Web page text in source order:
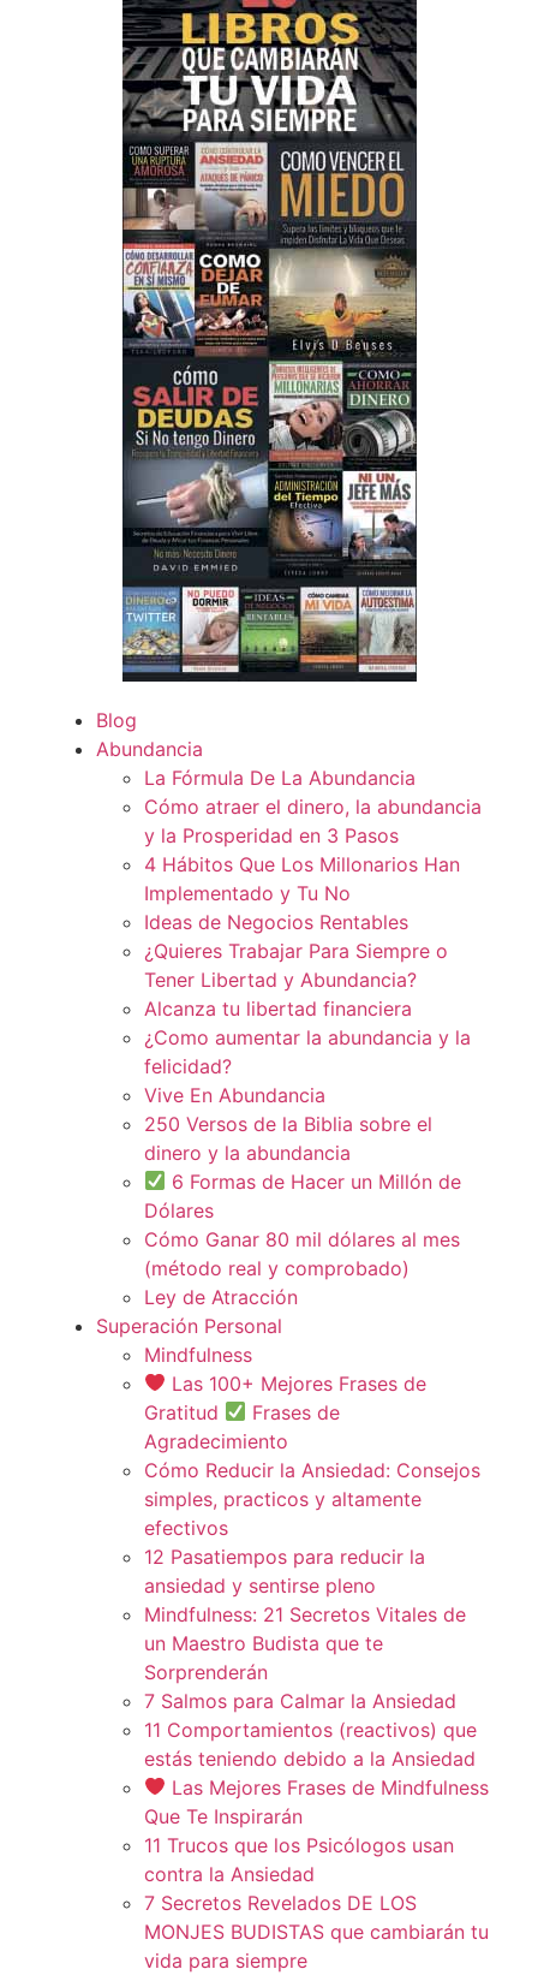
Blog
Abundancia
La Fórmula De La Abundancia
Cómo atraer el dinero, la abundancia
y la Prosperidad en 3 Pasos
4 Hábitos Que Los Millonarios Han
Implementado y Tu No
Ideas de Negocios Rentables
¿Quieres Trabajar Para Siempre o
Tener Libertad y Abundancia?
Alcanza tu libertad financiera
¿Como aumentar la abundancia y la
felicidad?
Vive En Abundancia
250 Versos de la Biblia sobre el
dinero y la abundancia
6 Formas de Hacer un Millón de
Dólares
Cómo Ganar 80 mil dólares al mes
(método real y comprobado)
Ley de Atracción
Superación Personal
Mindfulness
Las 100+ Mejores Frases de
Gratitud
Frases de
Agradecimiento
Cómo Reducir la Ansiedad: Consejos
simples, practicos y altamente
efectivos
12 Pasatiempos para reducir la
ansiedad y sentirse pleno
Mindfulness: 21 Secretos Vitales de
un Maestro Budista que te
Sorprenderán
7 Salmos para Calmar la Ansiedad
11 Comportamientos (reactivos) que
estás teniendo debido a la Ansiedad
Las Mejores Frases de Mindfulness
Que Te Inspirarán
11 Trucos que los Psicólogos usan
contra la Ansiedad
7 Secretos Revelados DE LOS
MONJES BUDISTAS que cambiarán tu
vida para siempre